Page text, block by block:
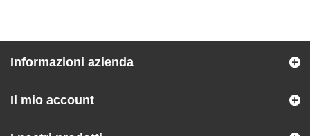
Informazioni azienda
Il mio account